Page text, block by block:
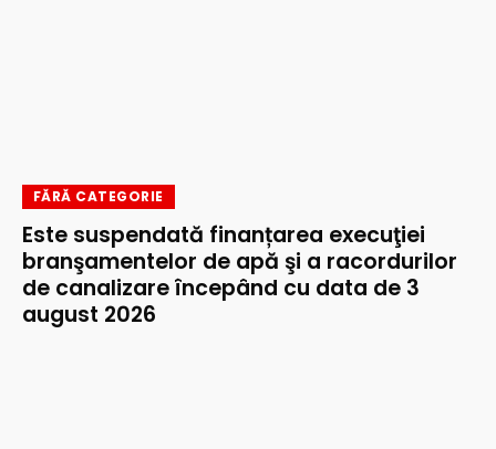
FĂRĂ CATEGORIE
Este suspendată finanțarea execuţiei
branşamentelor de apă şi a racordurilor
de canalizare începând cu data de 3
august 2026